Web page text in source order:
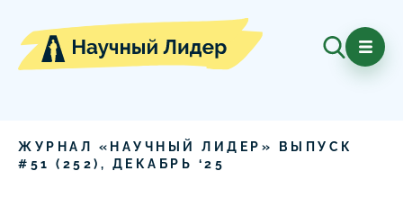
ЖУРНАЛ «НАУЧНЫЙ ЛИДЕР» ВЫПУСК
# 51 ( 252), ДЕКАБРЬ ‘25